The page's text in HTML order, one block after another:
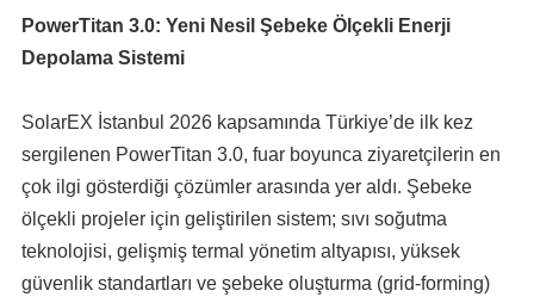
PowerTitan 3.0: Yeni Nesil Şebeke Ölçekli Enerji
Depolama Sistemi
SolarEX İstanbul 2026 kapsamında Türkiye’de ilk kez
sergilenen PowerTitan 3.0, fuar boyunca ziyaretçilerin en
çok ilgi gösterdiği çözümler arasında yer aldı. Şebeke
ölçekli projeler için geliştirilen sistem; sıvı soğutma
teknolojisi, gelişmiş termal yönetim altyapısı, yüksek
güvenlik standartları ve şebeke oluşturma (grid-forming)